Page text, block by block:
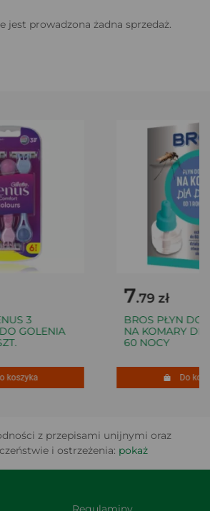
jest prowadzona żadna sprzedaż.
3
GOLENIA
koszyka
7.79 zł
BROS PŁYN DO
NA KOMARY DLA
60 NOCY
Do
z przepisami unijnymi oraz
i ostrzeżenia: pokaż